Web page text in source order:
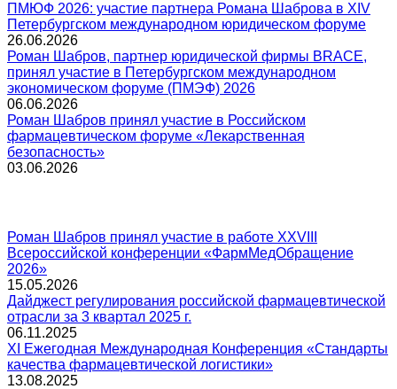
ПМЮФ 2026: участие партнера Романа Шаброва в XIV
Петербургском международном юридическом форуме
26.06.2026
Роман Шабров, партнер юридической фирмы BRACE,
принял участие в Петербургском международном
экономическом форуме (ПМЭФ) 2026
06.06.2026
Роман Шабров принял участие в Российском
фармацевтическом форуме «Лекарственная
безопасность»
03.06.2026
Роман Шабров принял участие в работе XXVIII
Всероссийской конференции «ФармМедОбращение
2026»
15.05.2026
Дайджест регулирования российской фармацевтической
отрасли за 3 квартал 2025 г.
06.11.2025
XI Ежегодная Международная Конференция «Стандарты
качества фармацевтической логистики»
13.08.2025